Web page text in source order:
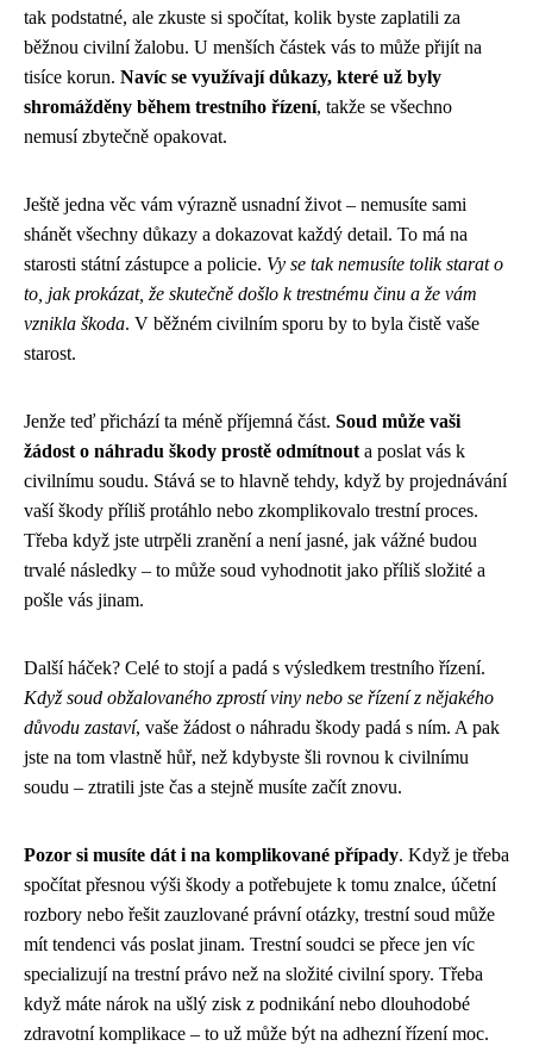
tak podstatné, ale zkuste si spočítat, kolik byste zaplatili za
běžnou civilní žalobu. U menších částek vás to může přijít na
tisíce korun. Navíc se využívají důkazy, které už byly
shromážděny během trestního řízení, takže se všechno
nemusí zbytečně opakovat.
Ještě jedna věc vám výrazně usnadní život – nemusíte sami
shánět všechny důkazy a dokazovat každý detail. To má na
starosti státní zástupce a policie. Vy se tak nemusíte tolik starat o
to, jak prokázat, že skutečně došlo k trestnému činu a že vám
vznikla škoda. V běžném civilním sporu by to byla čistě vaše
starost.
Jenže teď přichází ta méně příjemná část. Soud může vaši
žádost o náhradu škody prostě odmítnout a poslat vás k
civilnímu soudu. Stává se to hlavně tehdy, když by projednávání
vaší škody příliš protáhlo nebo zkomplikovalo trestní proces.
Třeba když jste utrpěli zranění a není jasné, jak vážné budou
trvalé následky – to může soud vyhodnotit jako příliš složité a
pošle vás jinam.
Další háček? Celé to stojí a padá s výsledkem trestního řízení.
Když soud obžalovaného zprostí viny nebo se řízení z nějakého
důvodu zastaví, vaše žádost o náhradu škody padá s ním. A pak
jste na tom vlastně hůř, než kdybyste šli rovnou k civilnímu
soudu – ztratili jste čas a stejně musíte začít znovu.
Pozor si musíte dát i na komplikované případy. Když je třeba
spočítat přesnou výši škody a potřebujete k tomu znalce, účetní
rozbory nebo řešit zauzlované právní otázky, trestní soud může
mít tendenci vás poslat jinam. Trestní soudci se přece jen víc
specializují na trestní právo než na složité civilní spory. Třeba
když máte nárok na ušlý zisk z podnikání nebo dlouhodobé
zdravotní komplikace – to už může být na adhezní řízení moc.